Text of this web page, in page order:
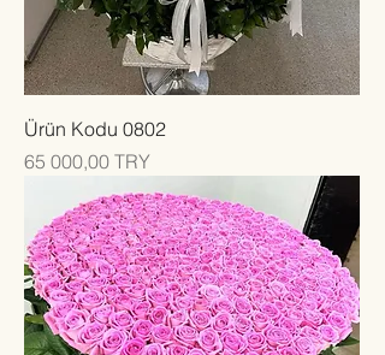
Ürün Kodu 0802
Цена
65 000,00 TRY